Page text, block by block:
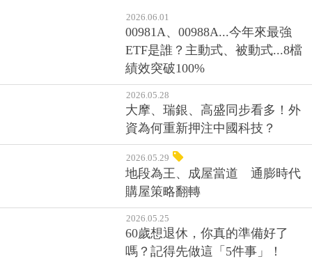
2026.06.01
00981A、00988A...今年來最強
ETF是誰？主動式、被動式...8檔
績效突破100%
2026.05.28
大摩、瑞銀、高盛同步看多！外
資為何重新押注中國科技？
2026.05.29
地段為王、成屋當道 通膨時代
購屋策略翻轉
2026.05.25
60歲想退休，你真的準備好了
嗎？記得先做這「5件事」！